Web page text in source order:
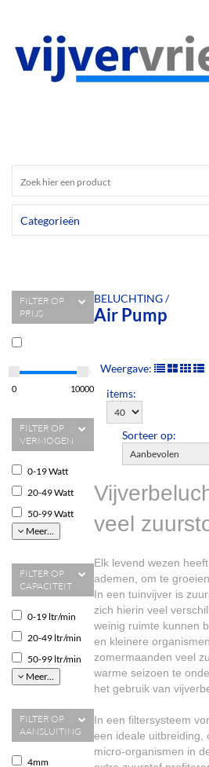
Categorieën
FILTER OP
PRIJS
0 10000
FILTER OP
VERMOGEN
0-19 Watt
20-49 Watt
50-99 Watt
Meer...
FILTER OP
CAPACITEIT
0-19 ltr/min
20-49 ltr/min
50-99 ltr/min
Meer...
FILTER OP
AANSLUITING
4mm
BELUCHTING /
Air Pump
Weergave:
items:
Sorteer op:
veel
Elk levend wezen
ademen, om te
In een tuinvijver is
zich hierin veel
weinig ruimte kunnen
en kleinere
zomermaanden veel
warme seizoen te
het gebruik van
In een filtersysteem
een ideale uitbreiding,
micro-organismen in